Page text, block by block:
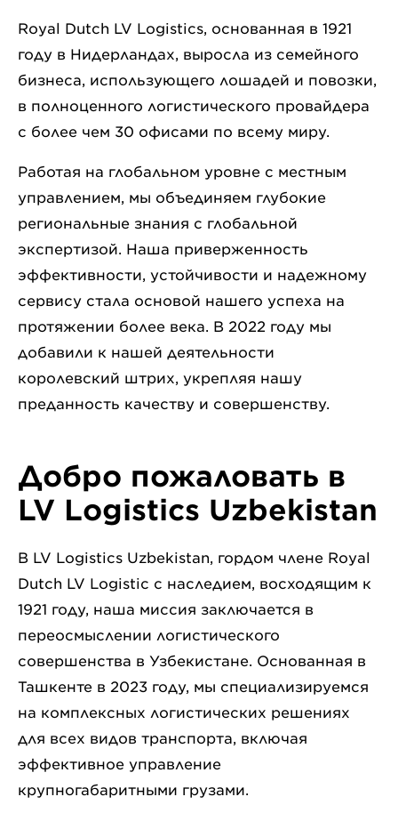
Royal Dutch LV Logistics, основанная в 1921
году в Нидерландах, выросла из семейного
бизнеса, использующего лошадей и повозки,
в полноценного логистического провайдера
с более чем 30 офисами по всему миру.
Работая на глобальном уровне с местным
управлением, мы объединяем глубокие
региональные знания с глобальной
экспертизой. Наша приверженность
эффективности, устойчивости и надежному
сервису стала основой нашего успеха на
протяжении более века. В 2022 году мы
добавили к нашей деятельности
королевский штрих, укрепляя нашу
преданность качеству и совершенству.
Добро пожаловать в
LV Logistics Uzbekistan
В LV Logistics Uzbekistan, гордом члене Royal
Dutch LV Logistic с наследием, восходящим к
1921 году, наша миссия заключается в
переосмыслении логистического
совершенства в Узбекистане. Основанная в
Ташкенте в 2023 году, мы специализируемся
на комплексных логистических решениях
для всех видов транспорта, включая
эффективное управление
крупногабаритными грузами.